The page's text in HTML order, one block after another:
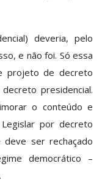
deveria, pelo
e não foi. Só essa
projeto de decreto
presidencial.
o conteúdo e
por decreto
ser rechaçado
democrático –